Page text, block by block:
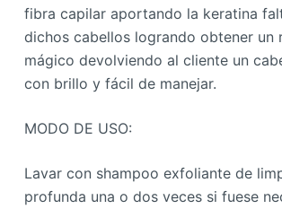
fibra capilar aportando la keratina
dichos cabellos logrando obtener un
mágico devolviendo al cliente un
con brillo y fácil de manejar.
MODO DE USO:
Lavar con shampoo exfoliante de
profunda una o dos veces si fuese